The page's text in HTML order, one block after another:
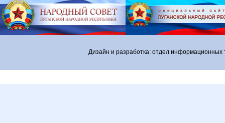
Дизайн и разработка: отдел информационных